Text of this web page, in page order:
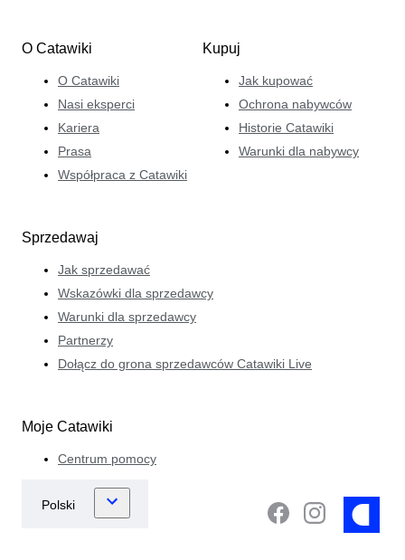
O Catawiki
O Catawiki
Nasi eksperci
Kariera
Prasa
Współpraca z Catawiki
Kupuj
Jak kupować
Ochrona nabywców
Historie Catawiki
Warunki dla nabywcy
Sprzedawaj
Jak sprzedawać
Wskazówki dla sprzedawcy
Warunki dla sprzedawcy
Partnerzy
Dołącz do grona sprzedawców Catawiki Live
Moje Catawiki
Centrum pomocy